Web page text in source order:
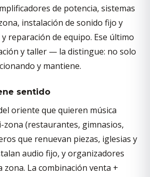
de potencia, sistemas
instalación de sonido fijo y
reparación de equipo. Ese último
y taller — la distingue: no solo
y mantiene.
sentido
oriente que quieren música
(restaurantes, gimnasios,
que renuevan piezas, iglesias y
audio fijo, y organizadores
zona. La combinación venta +